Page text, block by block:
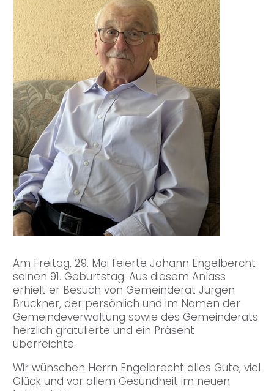
Am Freitag, 29. Mai feierte Johann Engelbercht
seinen 91. Geburtstag. Aus diesem Anlass
erhielt er Besuch von Gemeinderat Jürgen
Brückner, der persönlich und im Namen der
Gemeindeverwaltung sowie des Gemeinderats
herzlich gratulierte und ein Präsent
überreichte.
Wir wünschen Herrn Engelbrecht alles Gute, viel
Glück und vor allem Gesundheit im neuen